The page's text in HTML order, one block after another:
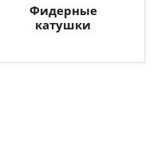
Фидерные
катушки